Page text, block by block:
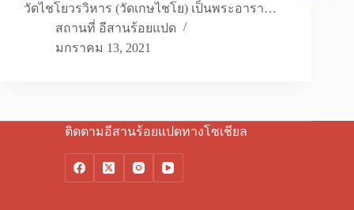
วัดไชโยวรวิหาร (วัดเกษไชโย) เป็นพระอารา…
สถานที่ อีสานร้อยแปด
มกราคม 13, 2021
ติดตามอีสานร้อยแปดทางโซเชียล